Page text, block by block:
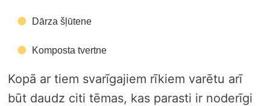
Dārza šļūtene
Komposta tvertne
Kopā ar tiem svarīgajiem rīkiem varētu arī
būt daudz citi tēmas, kas parasti ir noderīgi